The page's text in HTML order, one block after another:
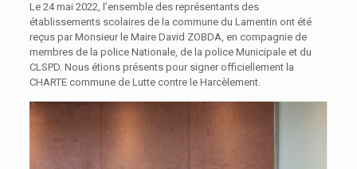
Le 24 mai 2022, l’ensemble des représentants des
établissements scolaires de la commune du Lamentin ont été
reçus par Monsieur le Maire David ZOBDA, en compagnie de
membres de la police Nationale, de la police Municipale et du
CLSPD. Nous étions présents pour signer officiellement la
CHARTE commune de Lutte contre le Harcèlement.